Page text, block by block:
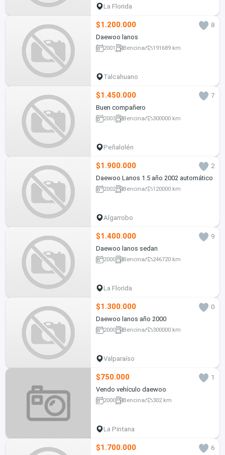
La Florida
$1.200.000
8
Daewoo lanos
2001 Bencina 191689 km
Talcahuano
$1.450.000
7
Buen compañero
2003 Bencina 300000 km
Peñalolén
$1.900.000
2
Daewoo Lanos 1.5 año 2002 automático
2002 Bencina 120000 km
Algarrobo
$1.400.000
9
Daewoo lanos sedan
2000 Bencina 246720 km
La Florida
$1.300.000
0
Daewoo lanos año 2000
2000 Bencina 300000 km
Valparaíso
$750.000
1
Vendo vehículo daewoo
2000 Bencina 302 km
La Pintana
$1.700.000
6